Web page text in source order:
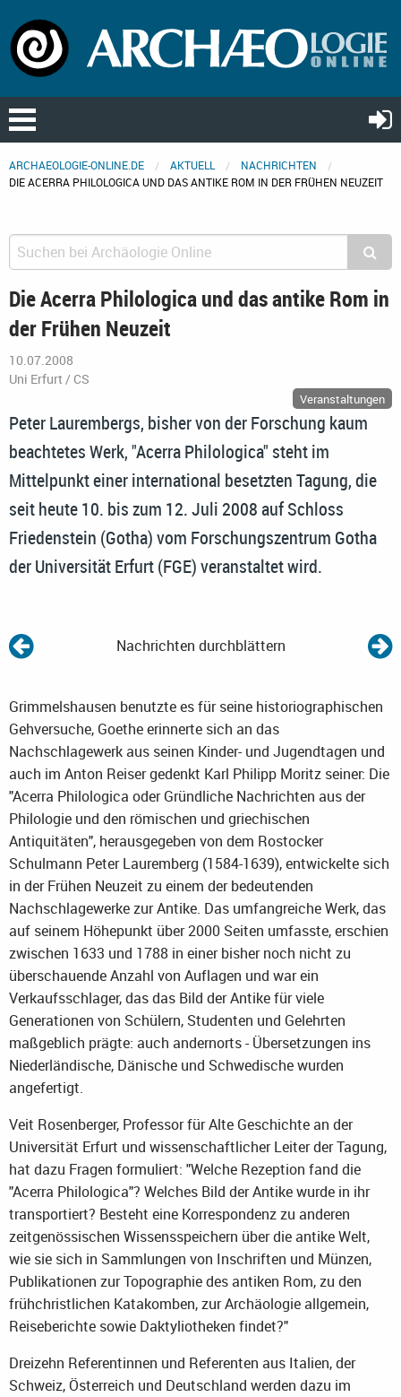
ARCHAEOLOGIE-ONLINE.DE AKTUELL
NACHRICHTEN
DIE ACERRA PHILOLOGICA UND DAS ANTIKE ROM IN DER FRÜHEN NEUZEIT
Die Acerra Philologica und das antike Rom in
der Frühen Neuzeit
10.07.2008
Uni Erfurt / CS
Veranstaltungen
Peter Laurembergs, bisher von der Forschung kaum
beachtetes Werk, "Acerra Philologica" steht im
Mittelpunkt einer international besetzten Tagung, die
seit heute 10. bis zum 12. Juli 2008 auf Schloss
Friedenstein (Gotha) vom Forschungszentrum Gotha
der Universität Erfurt (FGE) veranstaltet wird.
Nachrichten durchblättern
Grimmelshausen benutzte es für seine historiographischen
Gehversuche, Goethe erinnerte sich an das
Nachschlagewerk aus seinen Kinder- und Jugendtagen und
auch im Anton Reiser gedenkt Karl Philipp Moritz seiner: Die
"Acerra Philologica oder Gründliche Nachrichten aus der
Philologie und den römischen und griechischen
Antiquitäten", herausgegeben von dem Rostocker
Schulmann Peter Lauremberg (1584-1639), entwickelte sich
in der Frühen Neuzeit zu einem der bedeutenden
Nachschlagewerke zur Antike. Das umfangreiche Werk, das
auf seinem Höhepunkt über 2000 Seiten umfasste, erschien
zwischen 1633 und 1788 in einer bisher noch nicht zu
überschauende Anzahl von Auflagen und war ein
Verkaufsschlager, das das Bild der Antike für viele
Generationen von Schülern, Studenten und Gelehrten
maßgeblich prägte: auch andernorts - Übersetzungen ins
Niederländische, Dänische und Schwedische wurden
angefertigt.
Veit Rosenberger, Professor für Alte Geschichte an der
Universität Erfurt und wissenschaftlicher Leiter der Tagung,
hat dazu Fragen formuliert: "Welche Rezeption fand die
"Acerra Philologica"? Welches Bild der Antike wurde in ihr
transportiert? Besteht eine Korrespondenz zu anderen
zeitgenössischen Wissensspeichern über die antike Welt,
wie sie sich in Sammlungen von Inschriften und Münzen,
Publikationen zur Topographie des antiken Rom, zu den
frühchristlichen Katakomben, zur Archäologie allgemein,
Reiseberichte sowie Daktyliotheken findet?"
Dreizehn Referentinnen und Referenten aus Italien, der
Schweiz, Österreich und Deutschland werden dazu im